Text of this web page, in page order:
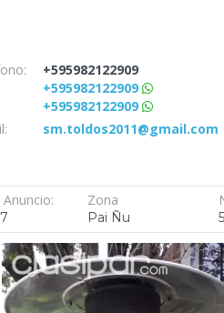
+595982122909
+595982122909
+595982122909
sm.toldos2011@gmail.com
Zona
Pai Ñu